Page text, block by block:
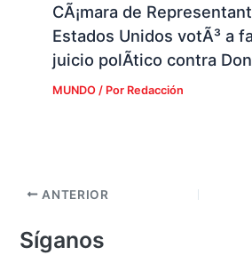
CÃ¡mara de
Estados Unidos votÃ³ a
juicio polÃ­tico contra
MUNDO/ Por Redacción
ANTERIOR
Síganos